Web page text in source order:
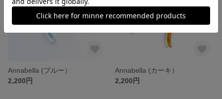
Annabella (ブルー）
2,200円
Annabella (カーキ）
2,200円